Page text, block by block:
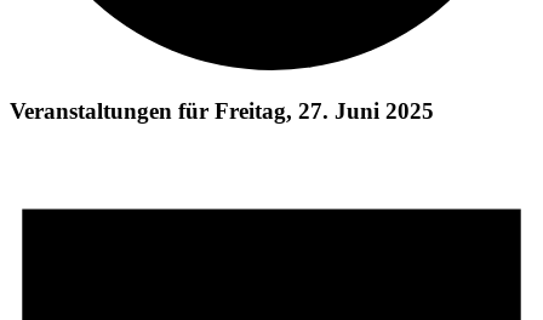
Veranstaltungen für Freitag, 27. Juni 2025